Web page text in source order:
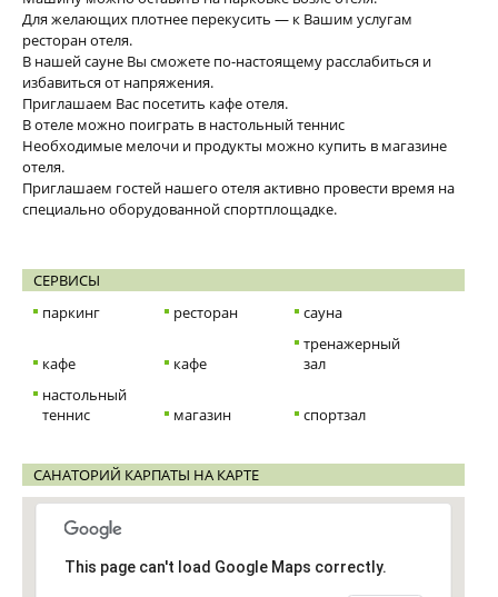
Для желающих плотнее перекусить — к Вашим услугам
ресторан отеля.
В нашей сауне Вы сможете по-настоящему расслабиться и
избавиться от напряжения.
Приглашаем Вас посетить кафе отеля.
В отеле можно поиграть в настольный теннис
Необходимые мелочи и продукты можно купить в магазине
отеля.
Приглашаем гостей нашего отеля активно провести время на
специально оборудованной спортплощадке.
СЕРВИСЫ
паркинг
ресторан сауна
кафе кафе
тренажерный
зал
настольный
теннис
магазин спортзал
САНАТОРИЙ КАРПАТЫ НА КАРТЕ
This page can't load Google Maps correctly.